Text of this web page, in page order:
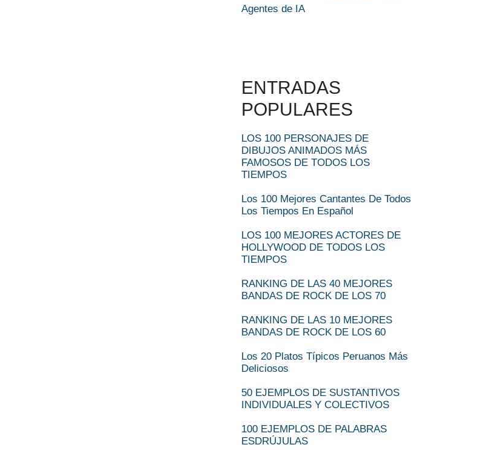
Agentes de IA
ENTRADAS
POPULARES
LOS 100 PERSONAJES DE
DIBUJOS ANIMADOS MÁS
FAMOSOS DE TODOS LOS
TIEMPOS
Los 100 Mejores Cantantes De Todos
Los Tiempos En Español
LOS 100 MEJORES ACTORES DE
HOLLYWOOD DE TODOS LOS
TIEMPOS
RANKING DE LAS 40 MEJORES
BANDAS DE ROCK DE LOS 70
RANKING DE LAS 10 MEJORES
BANDAS DE ROCK DE LOS 60
Los 20 Platos Típicos Peruanos Más
Deliciosos
50 EJEMPLOS DE SUSTANTIVOS
INDIVIDUALES Y COLECTIVOS
100 EJEMPLOS DE PALABRAS
ESDRÚJULAS